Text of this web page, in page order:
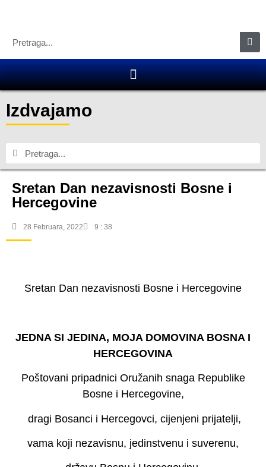
Izdvajamo
Sretan Dan nezavisnosti Bosne i
Hercegovine
28 Februara, 2022 9 : 38
Sretan Dan nezavisnosti Bosne i Hercegovine
JEDNA SI JEDINA, MOJA DOMOVINA BOSNA I
HERCEGOVINA
Poštovani pripadnici Oružanih snaga Republike
Bosne i Hercegovine,
dragi Bosanci i Hercegovci, cijenjeni prijatelji,
vama koji nezavisnu, jedinstvenu i suverenu,